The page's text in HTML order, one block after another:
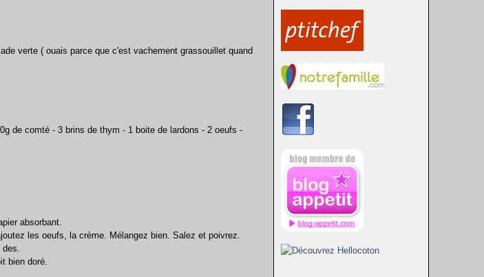
verte ( ouais parce que c'est vachement grassouillet quand
de comté - 3 brins de thym - 1 boite de lardons - 2 oeufs -
absorbant.
les oeufs, la crème. Mélangez bien. Salez et poivrez.
bien doré.